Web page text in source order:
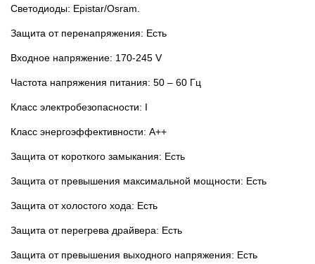
Светодиоды: Epistar/Osram.
Защита от перенапряжения: Есть
Входное напряжение: 170-245 V
Частота напряжения питания: 50 – 60 Гц
Класс электробезопасности: I
Класс энергоэффективности: А++
Защита от короткого замыкания: Есть
Защита от превышения максимальной мощности: Есть
Защита от холостого хода: Есть
Защита от перегрева драйвера: Есть
Защита от превышения выходного напряжения: Есть